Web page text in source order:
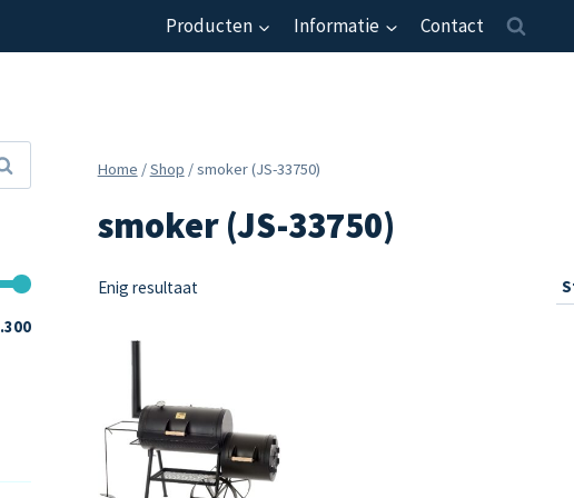
Producten Informatie Contact
Home /Shop /smoker (JS-33750)
smoker (JS-33750)
Enig resultaat
Min.
Max.